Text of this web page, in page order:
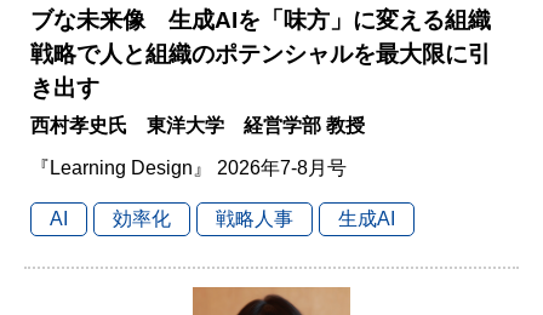
ブな未来像 生成AIを「味方」に変える組織
戦略で人と組織のポテンシャルを最大限に引
き出す
西村孝史氏 東洋大学 経営学部 教授
『Learning Design』 2026年7-8月号
AI 効率化 戦略人事 生成AI